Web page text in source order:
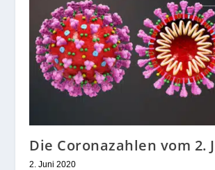
Die Coronazahlen vom 2.
2. Juni 2020